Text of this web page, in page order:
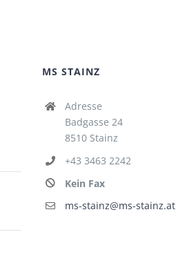
MS STAINZ
Adresse
Badgasse 24
8510 Stainz
+43 3463 2242
Kein Fax
ms-stainz@ms-stainz.at